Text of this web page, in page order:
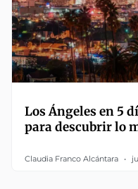
Los Ángeles en 5
para descubrir lo
Claudia Franco Alcántara